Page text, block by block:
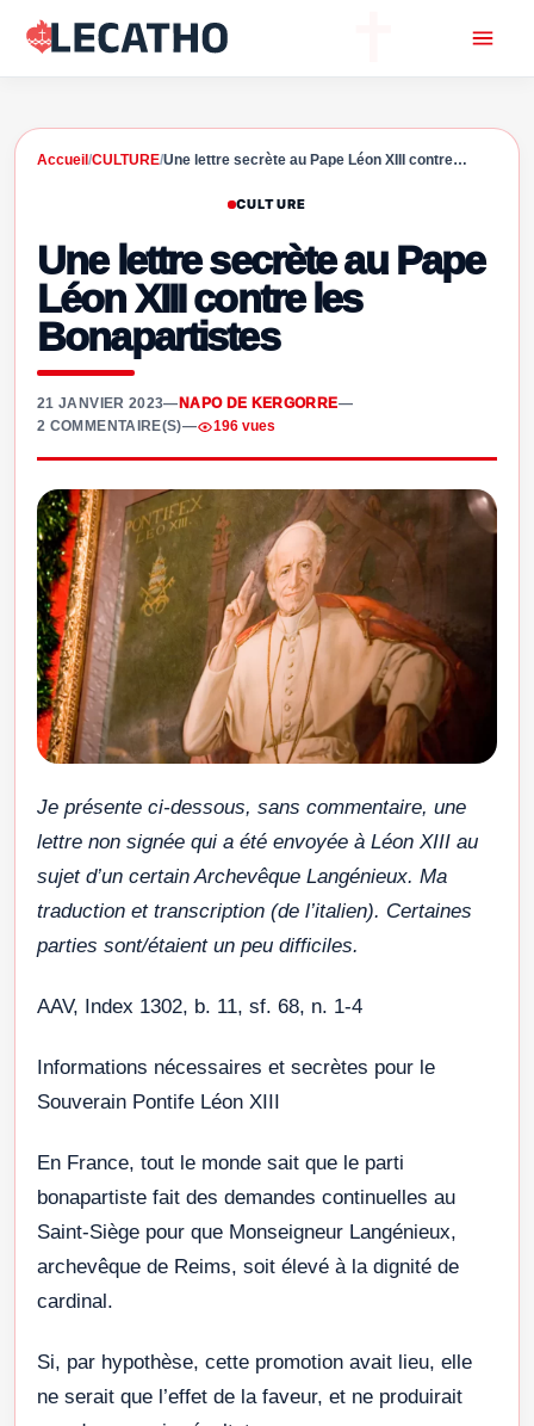
Accueil /CULTURE/Une lettre secrète au Pape Léon XIII contre…
CULTURE
Une lettre secrète au Pape
Léon XIII contre les
Bonapartistes
21 JANVIER 2023— NAPO DE KERGORRE—
2 COMMENTAIRE(S)— 196 vues
Je présente ci-dessous, sans commentaire, une
lettre non signée qui a été envoyée à Léon XIII au
sujet d’un certain Archevêque Langénieux. Ma
traduction et transcription (de l’italien). Certaines
parties sont/étaient un peu difficiles.
AAV, Index 1302, b. 11, sf. 68, n. 1-4
Informations nécessaires et secrètes pour le
Souverain Pontife Léon XIII
En France, tout le monde sait que le parti
bonapartiste fait des demandes continuelles au
Saint-Siège pour que Monseigneur Langénieux,
archevêque de Reims, soit élevé à la dignité de
cardinal.
Si, par hypothèse, cette promotion avait lieu, elle
ne serait que l’effet de la faveur, et ne produirait